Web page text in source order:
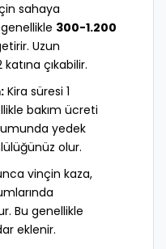
sahaya
300-1.200
Uzun
çıkabilir.
Kira süresi 1
bakım ücreti
yedek
olur.
vinçin kaza,
Bu genellikle
eklenir.